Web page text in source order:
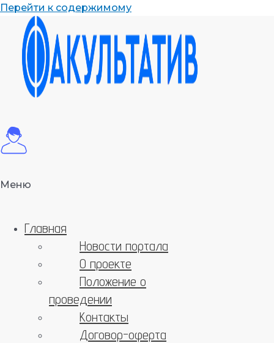
Перейти к содержимому
Меню
Главная
Новости портала
О проекте
Положение о
проведении
Контакты
Договор-оферта